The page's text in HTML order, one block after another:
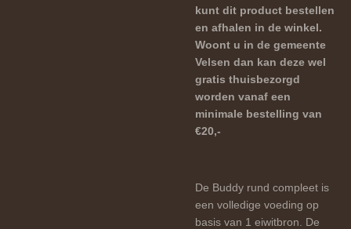
kunt dit product bestellen
en afhalen in de winkel.
Woont u in de gemeente
Velsen dan kan deze wel
gratis thuisbezorgd
worden vanaf een
minimale bestelling van
€20,-
De Buddy rund compleet is
een volledige voeding op
basis van 1 eiwitbron. De